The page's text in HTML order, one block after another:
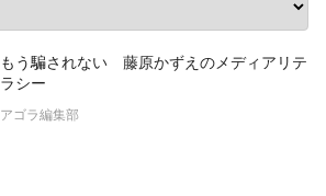
もう騙されない 藤原かずえのメディアリテ
ラシー
アゴラ編集部